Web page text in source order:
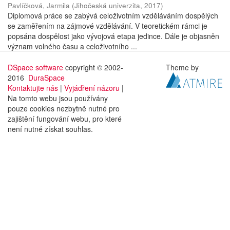
Pavlíčková, Jarmila (Jihočeská univerzita, 2017)
Diplomová práce se zabývá celoživotním vzděláváním dospělých
se zaměřením na zájmové vzdělávání. V teoretickém rámci je
popsána dospělost jako vývojová etapa jedince. Dále je objasněn
význam volného času a celoživotního ...
DSpace software copyright © 2002-
2016 DuraSpace
Kontaktujte nás | Vyjádření názoru |
Na tomto webu jsou používány
pouze cookies nezbytně nutné pro
zajištění fungování webu, pro které
není nutné získat souhlas.
Theme by